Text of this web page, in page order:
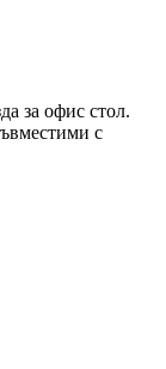
за офис стол.
с